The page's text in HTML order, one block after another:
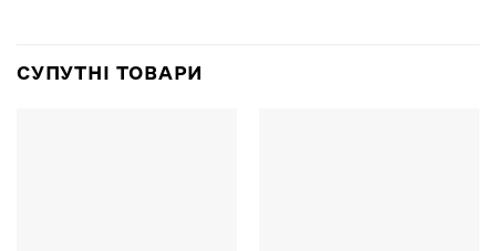
СУПУТНІ ТОВАРИ